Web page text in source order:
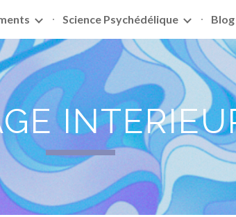
Skip to
Science Psychédélique